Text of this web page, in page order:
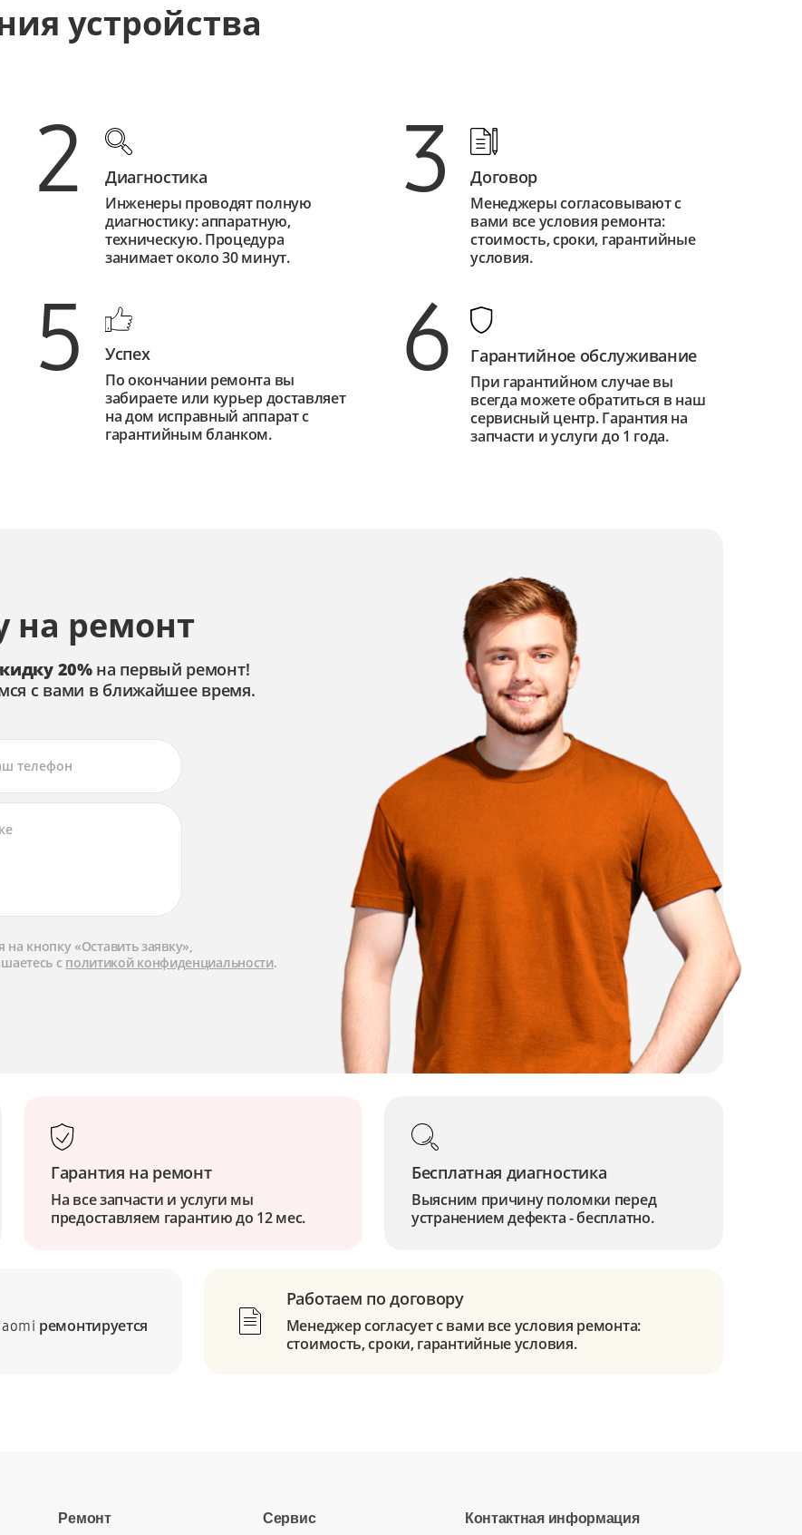
устройства
2 Диагностика
Инженеры проводят полную
диагностику: аппаратную,
техническую. Процедура
занимает около 30 минут.
3 Договор
Менеджеры согласовывают с
вами все условия ремонта:
стоимость, сроки, гарантийные
условия.
5 Успех
По окончании ремонта вы
забираете или курьер доставляет
на дом исправный аппарат с
гарантийным бланком.
6 Гарантийное обслуживание
При гарантийном случае вы
всегда можете обратиться в наш
сервисный центр. Гарантия на
запчасти и услуги до 1 года.
на ремонт
20%на первый ремонт!
с вами в ближайшее время.
кнопку «Оставить заявку»,
с политикой конфиденциальности.
Гарантия на ремонт
На все запчасти и услуги мы
предоставляем гарантию до 12 мес.
Бесплатная диагностика
Выясним причину поломки перед
устранением дефекта - бесплатно.
ремонтируется
Работаем по договору
Менеджер согласует с вами все условия ремонта:
стоимость, сроки, гарантийные условия.
Ремонт Сервис Контактная информация